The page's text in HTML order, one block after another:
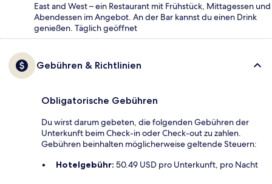
East and West – ein Restaurant mit Frühstück, Mittagessen und
Abendessen im Angebot. An der Bar kannst du einen Drink
genießen. Täglich geöffnet
Gebühren & Richtlinien
Obligatorische Gebühren
Du wirst darum gebeten, die folgenden Gebühren der
Unterkunft beim Check-in oder Check-out zu zahlen.
Gebühren beinhalten möglicherweise geltende Steuern:
Hotelgebühr: 50.49 USD pro Unterkunft, pro Nacht